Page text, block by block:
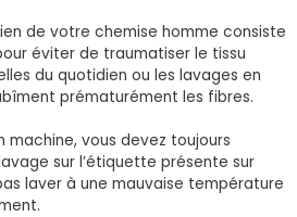
de votre chemise homme consiste
éviter de traumatiser le tissu
du quotidien ou les lavages en
prématurément les fibres.
vous devez toujours
sur l’étiquette présente sur
laver à une mauvaise température